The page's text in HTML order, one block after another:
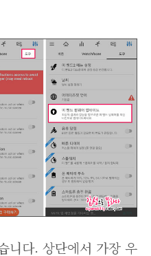
니다. 상단에서 가장 우